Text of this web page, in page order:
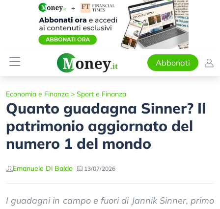
Abbonati
Economia e Finanza > Sport e Finanza
Quanto guadagna Sinner? Il
patrimonio aggiornato del
numero 1 del mondo
Emanuele Di Baldo 13/07/2026
I guadagni in campo e fuori di Jannik Sinner, primo